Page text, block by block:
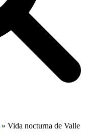
» Vida nocturna de Valle